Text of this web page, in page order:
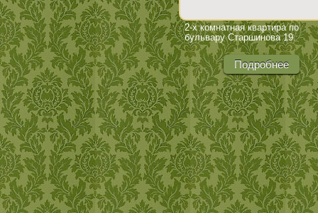
2-х комнатная квартира по
бульвару Старшинова 19.
Подробнее